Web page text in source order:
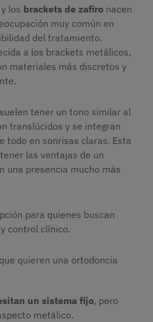
y los brackets de zafiro nacen
muy común en
del tratamiento.
a los brackets metálicos,
materiales más discretos y
tener un tono similar al
translúcidos y se integran
todo en sonrisas claras. Esta
las ventajas de un
una presencia mucho más
para quienes buscan
control clínico.
que quieren una ortodoncia
un sistema fijo, pero
metálico.